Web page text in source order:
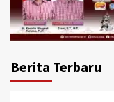
Berita Terbaru